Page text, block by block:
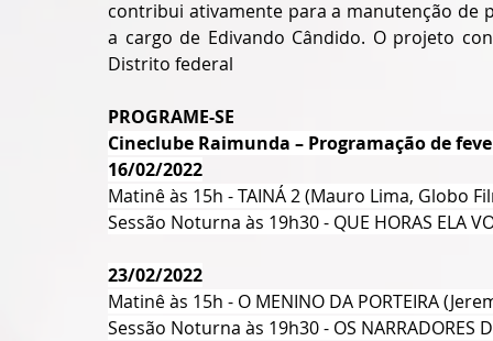
contribui ativamente para a manutenção de
a cargo de Edivando Cândido. O projeto
Distrito federal
PROGRAME-SE
Cineclube Raimunda – Programação de
16/02/2022
Matinê às 15h - TAINÁ 2 (Mauro Lima, Globo
Sessão Noturna às 19h30 - QUE HORAS ELA
23/02/2022
Matinê às 15h - O MENINO DA PORTEIRA
Sessão Noturna às 19h30 - OS NARRADORES